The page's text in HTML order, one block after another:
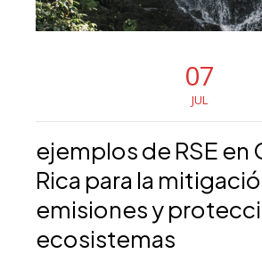
07
JUL
ejemplos de RSE en
Rica para la
emisiones y
ecosistemas